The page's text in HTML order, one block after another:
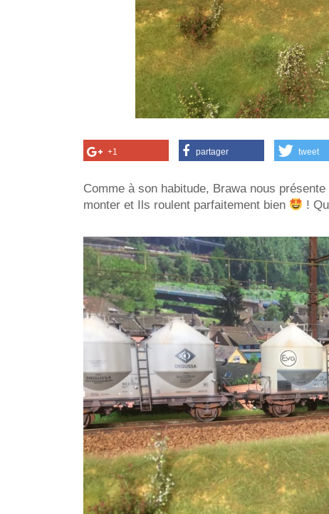
+1 partager tweet
Comme à son habitude, Brawa nous
monter et Ils roulent parfaitement bien
!